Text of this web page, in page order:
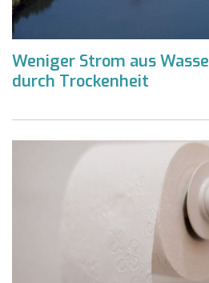
Weniger Strom aus
durch Trockenheit